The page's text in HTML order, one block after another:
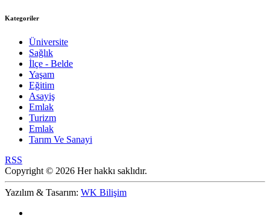
Kategoriler
Üniversite
Sağlık
İlçe - Belde
Yaşam
Eğitim
Asayiş
Emlak
Turizm
Emlak
Tarım Ve Sanayi
RSS
Copyright © 2026 Her hakkı saklıdır.
Yazılım & Tasarım: WK Bilişim